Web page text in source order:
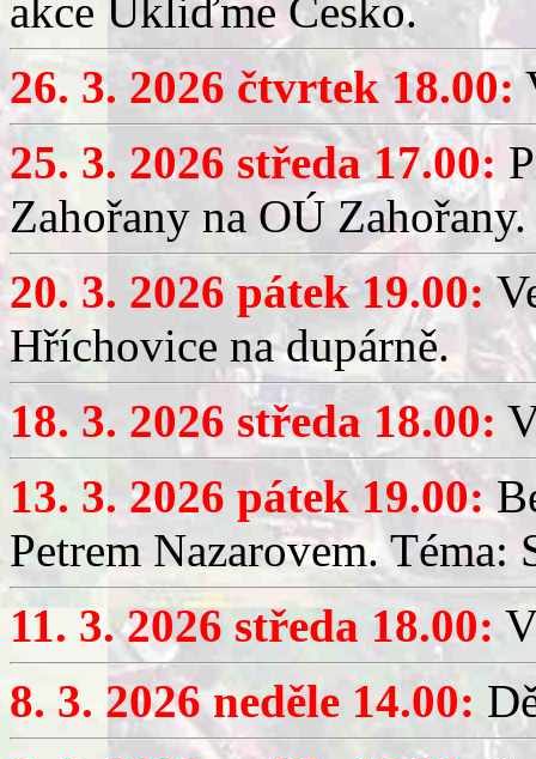
akce Ukliďme Česko.
26. 3. 2026 čtvrtek 18.00:
25. 3. 2026 středa 17.00:
Zahořany na OÚ Zahořany.
20. 3. 2026 pátek 19.00:
Hříchovice na dupárně.
18. 3. 2026 středa 18.00:
13. 3. 2026 pátek 19.00:
Petrem Nazarovem. Téma:
11. 3. 2026 středa 18.00:
8. 3. 2026 neděle 14.00: